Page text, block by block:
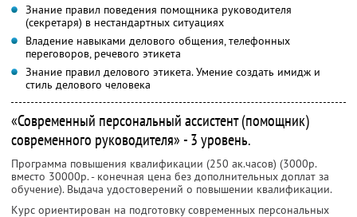
Знание правил поведения помощника руководителя
(секретаря) в нестандартных ситуациях
Владение навыками делового общения, телефонных
переговоров, речевого этикета
Знание правил делового этикета. Умение создать имидж и
стиль делового человека
«Современный персональный ассистент (помощник)
современного руководителя» - 3 уровень.
Программа повышения квалификации (250 ак.часов) (3000р.
вместо 30000р. - конечная цена без дополнительных доплат за
обучение). Выдача удостоверений о повышении квалификации.
Курс ориентирован на подготовку современных персональных